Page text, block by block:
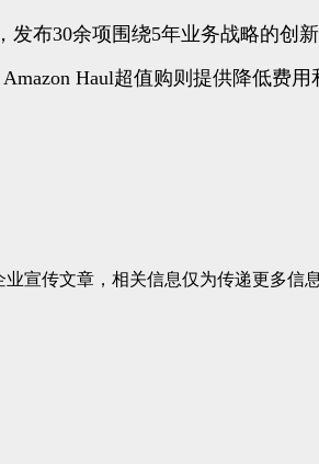
布30余项围绕5年业务战略的创
Haul超值购则提供降低费用
宣传文章，相关信息仅为传递更多信